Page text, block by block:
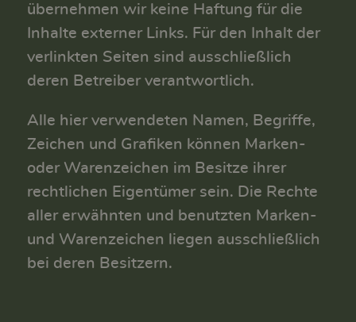
übernehmen wir keine Haftung für die
Inhalte externer Links. Für den Inhalt der
verlinkten Seiten sind ausschließlich
deren Betreiber verantwortlich.
Alle hier verwendeten Namen, Begriffe,
Zeichen und Grafiken können Marken-
oder Warenzeichen im Besitze ihrer
rechtlichen Eigentümer sein. Die Rechte
aller erwähnten und benutzten Marken-
und Warenzeichen liegen ausschließlich
bei deren Besitzern.